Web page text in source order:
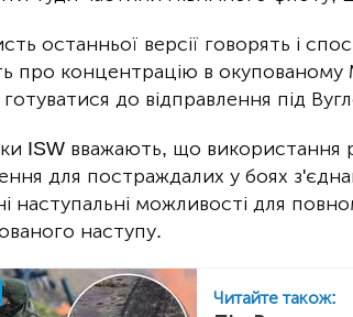
останньої версії говорять і
про концентрацію в окупованому
до відправлення під
ISW вважають, що використання
для постраждалих у боях
наступальні можливості для
наступу.
Читайте також: